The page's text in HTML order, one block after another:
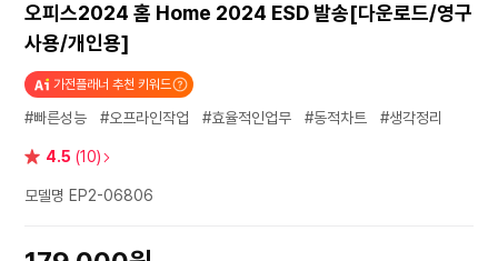
오피스2024 홈 Home 2024 ESD 발송[다운로드/영구
사용/개인용]
가전플래너 추천 키워드
#빠른성능 #오프라인작업 #효율적인업무 #동적차트 #생각정리
별 4.5 (10)
모델명 EP2-06806